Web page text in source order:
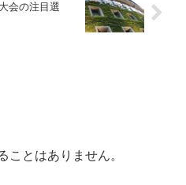
会の注目選
ことはありません。